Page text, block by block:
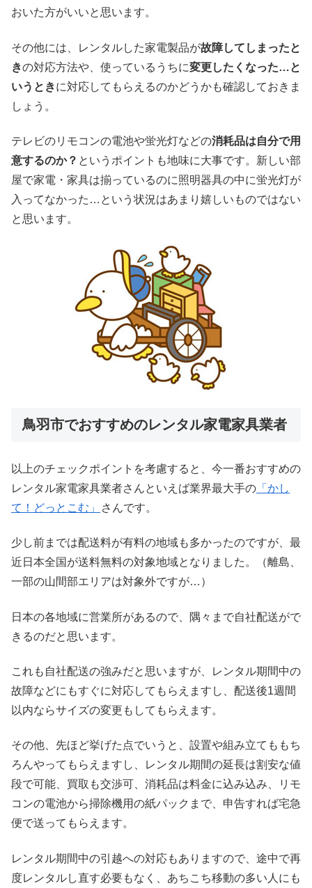
おいた方がいいと思います。
その他には、レンタルした家電製品が故障してしまったと
きの対応方法や、使っているうちに変更したくなった…と
いうときに対応してもらえるのかどうかも確認しておきま
しょう。
テレビのリモコンの電池や蛍光灯などの消耗品は自分で用
意するのか？ というポイントも地味に大事です。新しい部
屋で家電・家具は揃っているのに照明器具の中に蛍光灯が
入ってなかった…という状況はあまり嬉しいものではない
と思います。
鳥羽市でおすすめのレンタル家電家具業者
以上のチェックポイントを考慮すると、今一番おすすめの
レンタル家電家具業者さんといえば業界最大手の 「かし
て！どっとこむ」
さんです。
少し前までは配送料が有料の地域も多かったのですが、最
近日本全国が送料無料の対象地域となりました。（離島、
一部の山間部エリアは対象外ですが…）
日本の各地域に営業所があるので、隅々まで自社配送がで
きるのだと思います。
これも自社配送の強みだと思いますが、レンタル期間中の
故障などにもすぐに対応してもらえますし、配送後1週間
以内ならサイズの変更もしてもらえます。
その他、先ほど挙げた点でいうと、設置や組み立てももち
ろんやってもらえますし、レンタル期間の延長は割安な値
段で可能、買取も交渉可、消耗品は料金に込み込み、リモ
コンの電池から掃除機用の紙パックまで、申告すれば宅急
便で送ってもらえます。
レンタル期間中の引越への対応もありますので、途中で再
度レンタルし直す必要もなく、あちこち移動の多い人にも